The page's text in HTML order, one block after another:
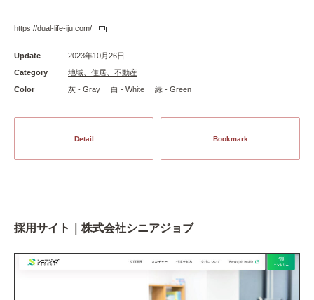
https://dual-life-iju.com/
Update
2023年10月26日
Category
地域、住居、不動産
Color
灰 - Gray 白 - White 緑 - Green
Detail Bookmark
採用サイト｜株式会社シニアジョブ